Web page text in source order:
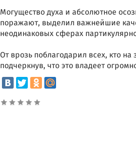
Могущество духа и абсолютное
поражают, выделил важнейшие
неодинаковых сферах
От врозь поблагодарил всех, кто
подчеркнув, что это владеет